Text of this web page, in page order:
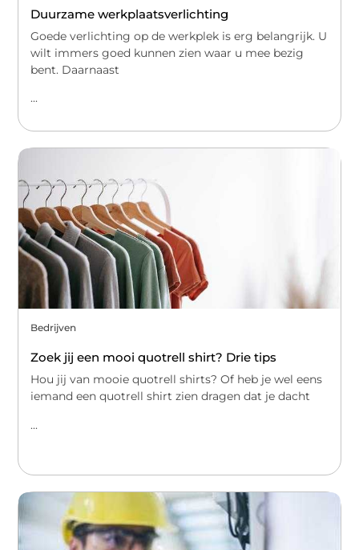
Duurzame werkplaatsverlichting
Goede verlichting op de werkplek is erg belangrijk. U
wilt immers goed kunnen zien waar u mee bezig
bent. Daarnaast
...
Bedrijven
Zoek jij een mooi quotrell shirt? Drie tips
Hou jij van mooie quotrell shirts? Of heb je wel eens
iemand een quotrell shirt zien dragen dat je dacht
...